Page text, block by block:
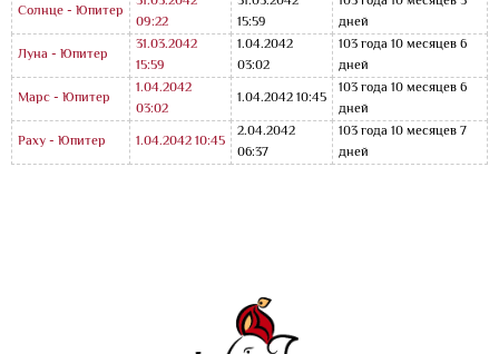
Солнце - Юпитер
09:22
15:59
дней
Луна - Юпитер
31.03.2042
15:59
1.04.2042
03:02
103 года 10 месяцев 6
дней
Марс - Юпитер
1.04.2042
03:02
1.04.2042 10:45 103 года 10 месяцев 6
дней
Раху - Юпитер
1.04.2042 10:45 2.04.2042
06:37
103 года 10 месяцев 7
дней